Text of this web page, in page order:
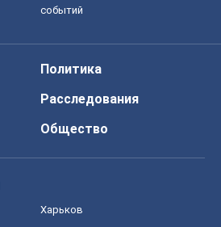
событий
Политика
Расследования
Общество
Харьков